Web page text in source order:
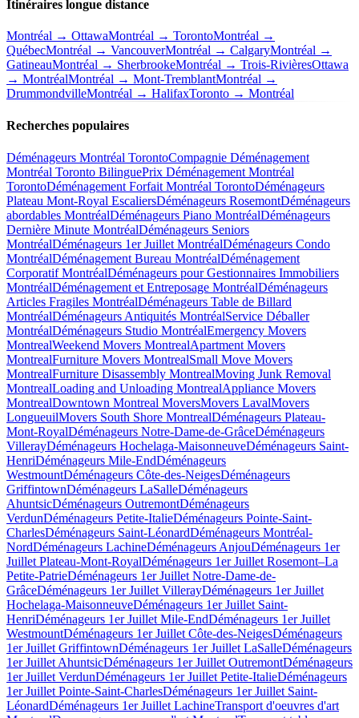
Itinéraires longue distance
Montréal → OttawaMontréal → TorontoMontréal →
QuébecMontréal → VancouverMontréal → CalgaryMontréal →
GatineauMontréal → SherbrookeMontréal → Trois-RivièresOttawa
→ MontréalMontréal → Mont-TremblantMontréal →
DrummondvilleMontréal → HalifaxToronto → Montréal
Recherches populaires
Déménageurs Montréal TorontoCompagnie Déménagement
Montréal Toronto BilinguePrix Déménagement Montréal
TorontoDéménagement Forfait Montréal TorontoDéménageurs
Plateau Mont-Royal EscaliersDéménageurs RosemontDéménageurs
abordables MontréalDéménageurs Piano MontréalDéménageurs
Dernière Minute MontréalDéménageurs Seniors
MontréalDéménageurs 1er Juillet MontréalDéménageurs Condo
MontréalDéménagement Bureau MontréalDéménagement
Corporatif MontréalDéménageurs pour Gestionnaires Immobiliers
MontréalDéménagement et Entreposage MontréalDéménageurs
Articles Fragiles MontréalDéménageurs Table de Billard
MontréalDéménageurs Antiquités MontréalService Déballer
MontréalDéménageurs Studio MontréalEmergency Movers
MontrealWeekend Movers MontrealApartment Movers
MontrealFurniture Movers MontrealSmall Move Movers
MontrealFurniture Disassembly MontrealMoving Junk Removal
MontrealLoading and Unloading MontrealAppliance Movers
MontrealDowntown Montreal MoversMovers LavalMovers
LongueuilMovers South Shore MontrealDéménageurs Plateau-
Mont-RoyalDéménageurs Notre-Dame-de-GrâceDéménageurs
VillerayDéménageurs Hochelaga-MaisonneuveDéménageurs Saint-
HenriDéménageurs Mile-EndDéménageurs
WestmountDéménageurs Côte-des-NeigesDéménageurs
GriffintownDéménageurs LaSalleDéménageurs
AhuntsicDéménageurs OutremontDéménageurs
VerdunDéménageurs Petite-ItalieDéménageurs Pointe-Saint-
CharlesDéménageurs Saint-LéonardDéménageurs Montréal-
NordDéménageurs LachineDéménageurs AnjouDéménageurs 1er
Juillet Plateau-Mont-RoyalDéménageurs 1er Juillet Rosemont–La
Petite-PatrieDéménageurs 1er Juillet Notre-Dame-de-
GrâceDéménageurs 1er Juillet VillerayDéménageurs 1er Juillet
Hochelaga-MaisonneuveDéménageurs 1er Juillet Saint-
HenriDéménageurs 1er Juillet Mile-EndDéménageurs 1er Juillet
WestmountDéménageurs 1er Juillet Côte-des-NeigesDéménageurs
1er Juillet GriffintownDéménageurs 1er Juillet LaSalleDéménageurs
1er Juillet AhuntsicDéménageurs 1er Juillet OutremontDéménageurs
1er Juillet VerdunDéménageurs 1er Juillet Petite-ItalieDéménageurs
1er Juillet Pointe-Saint-CharlesDéménageurs 1er Juillet Saint-
LéonardDéménageurs 1er Juillet LachineTransport d'oeuvres d'art